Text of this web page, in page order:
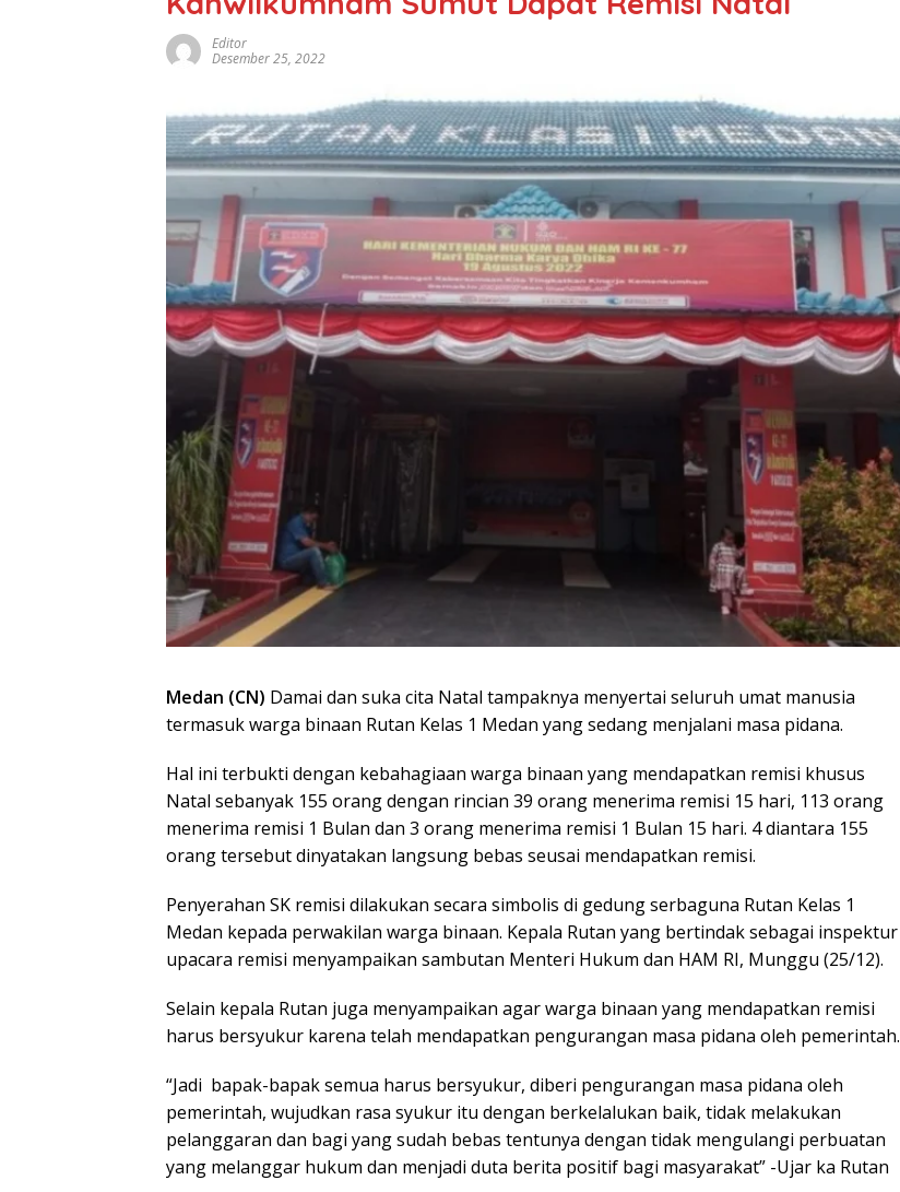
Editor
Desember 25, 2022
Medan (CN) Damai dan suka cita Natal tampaknya menyertai seluruh umat manusia
termasuk warga binaan Rutan Kelas 1 Medan yang sedang menjalani masa pidana.
Hal ini terbukti dengan kebahagiaan warga binaan yang mendapatkan remisi khusus
Natal sebanyak 155 orang dengan rincian 39 orang menerima remisi 15 hari, 113 orang
menerima remisi 1 Bulan dan 3 orang menerima remisi 1 Bulan 15 hari. 4 diantara 155
orang tersebut dinyatakan langsung bebas seusai mendapatkan remisi.
Penyerahan SK remisi dilakukan secara simbolis di gedung serbaguna Rutan Kelas 1
Medan kepada perwakilan warga binaan. Kepala Rutan yang bertindak sebagai inspektur
upacara remisi menyampaikan sambutan Menteri Hukum dan HAM RI, Munggu (25/12).
Selain kepala Rutan juga menyampaikan agar warga binaan yang mendapatkan remisi
harus bersyukur karena telah mendapatkan pengurangan masa pidana oleh pemerintah.
“Jadi bapak-bapak semua harus bersyukur, diberi pengurangan masa pidana oleh
pemerintah, wujudkan rasa syukur itu dengan berkelalukan baik, tidak melakukan
pelanggaran dan bagi yang sudah bebas tentunya dengan tidak mengulangi perbuatan
yang melanggar hukum dan menjadi duta berita positif bagi masyarakat” -Ujar ka Rutan